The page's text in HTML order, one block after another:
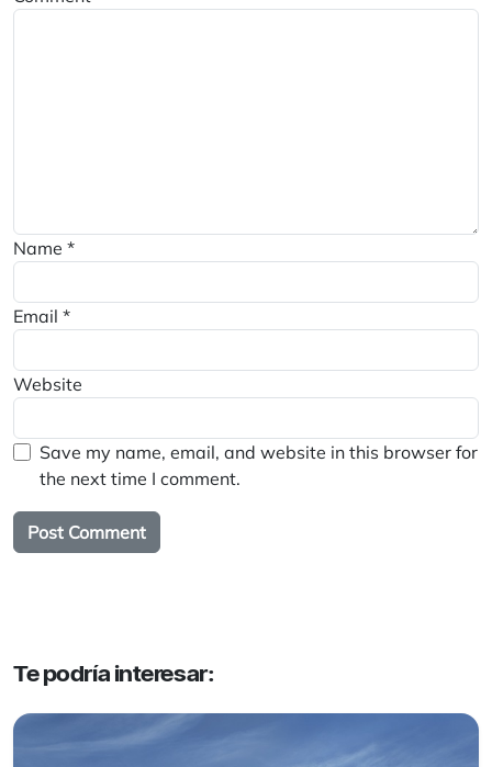
Name *
Email *
Website
Save my name, email, and website in this browser for
the next time I comment.
Te podría interesar: